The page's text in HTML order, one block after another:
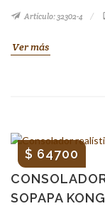
Artículo: 32302-4
Ver más
SOPAPA KONG
$ 64700